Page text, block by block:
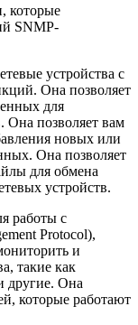
которые
SNMP-
устройства с
Она позволяет
для
Она позволяет вам
новых или
Она позволяет
для обмена
устройств.
работы с
Protocol),
и
такие как
другие. Она
которые работают